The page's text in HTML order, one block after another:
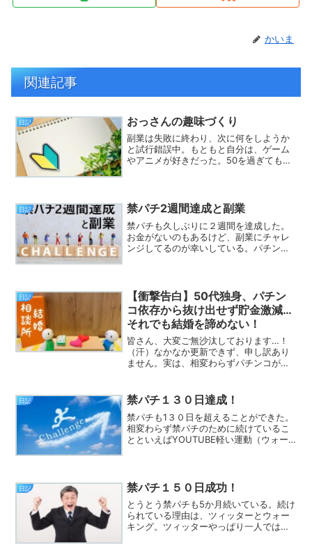
かいま
関連記事
日記 おっさんの趣味づくり
副業は失敗に終わり、次に何をしようか
と試行錯誤中。もともと自分は、ゲーム
やアニメが好きだった。50を過ぎてもそ
った件】の３期、【葬送...
日記 禁パチ2週間達成と副業
禁パチも久しぶりに２週間を達成した。
お金がないのもあるけど、副業にチャレ
ンジしてるのが幸いしている。パチンコ
んなことを繰り返していると...
日記
【衝撃告白】50代独身、パチン
コ依存から抜け出せず貯金激減…
それでも結婚を諦めない！
皆さん、大変ご無沙汰しております…！
（汗）なかなか更新できず、申し訳あり
ません。実は、相変わらずパチンコが辞
ります…（苦笑）。最近のパチンコやス
ロットは、一撃の爆発力ば...
日記 禁パチ１３０日達成！
禁パチも1３０日を超えることができた。
相変わらず禁パチのために続けているこ
とといえばYOUTUBE軽い運動（ウォー
近しなくてもパチン...
日記 禁パチ１５０日成功！
とうとう禁パチも5か月続いている。続け
られている理由は、ツィッターとウォー
キング。ツィッターやっぱり一人では、